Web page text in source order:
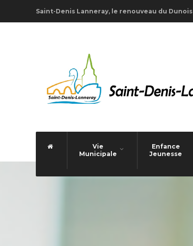
Saint-Denis Lanneray, le renouveau du Dunois
Vie
Municipale
Enfance
Jeunesse